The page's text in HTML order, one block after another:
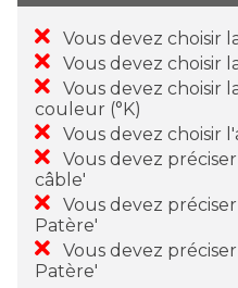
Vous devez choisir
Vous devez choisir
Vous devez choisir
couleur (°K)
Vous devez choisir
Vous devez
câble'
Vous devez
Patère'
Vous devez
Patère'